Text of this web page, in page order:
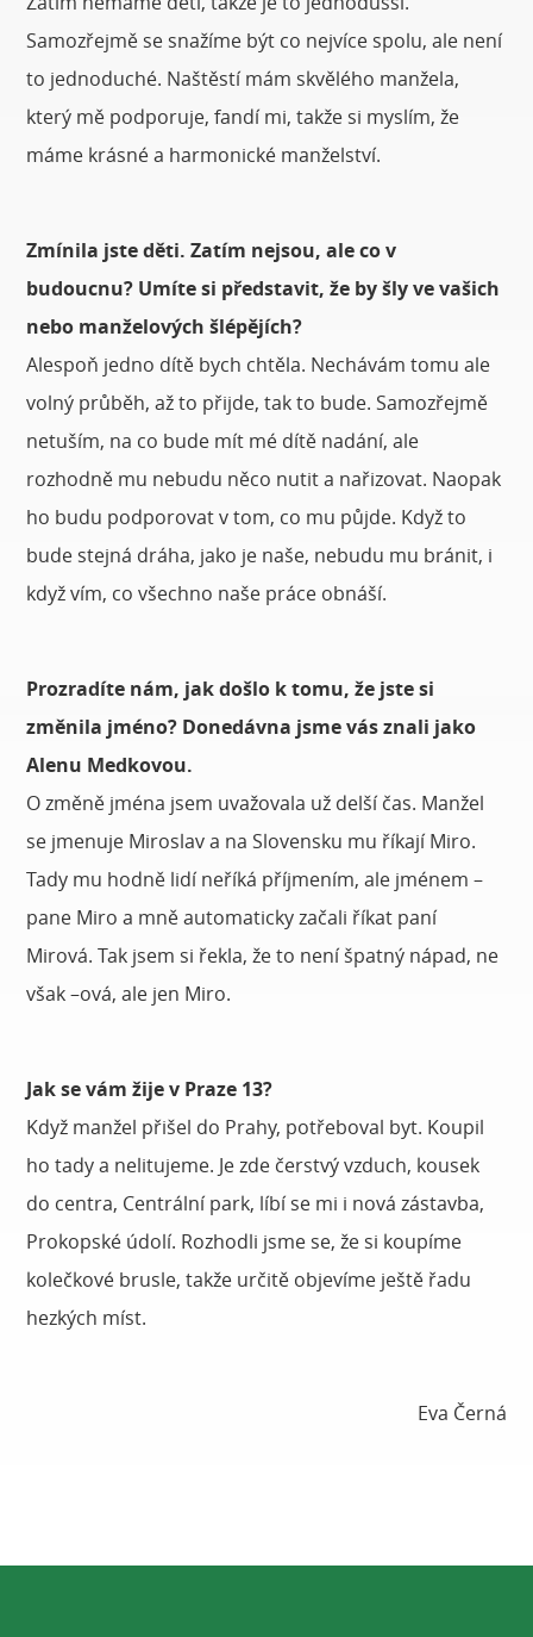
Samozřejmě se snažíme být co nejvíce spolu, ale není
to jednoduché. Naštěstí mám skvělého manžela,
který mě podporuje, fandí mi, takže si myslím, že
máme krásné a harmonické manželství.
Zmínila jste děti. Zatím nejsou, ale co v
budoucnu? Umíte si představit, že by šly ve vašich
nebo manželových šlépějích?
Alespoň jedno dítě bych chtěla. Nechávám tomu ale
volný průběh, až to přijde, tak to bude. Samozřejmě
netuším, na co bude mít mé dítě nadání, ale
rozhodně mu nebudu něco nutit a nařizovat. Naopak
ho budu podporovat v tom, co mu půjde. Když to
bude stejná dráha, jako je naše, nebudu mu bránit, i
když vím, co všechno naše práce obnáší.
Prozradíte nám, jak došlo k tomu, že jste si
změnila jméno? Donedávna jsme vás znali jako
Alenu Medkovou.
O změně jména jsem uvažovala už delší čas. Manžel
se jmenuje Miroslav a na Slovensku mu říkají Miro.
Tady mu hodně lidí neříká příjmením, ale jménem –
pane Miro a mně automaticky začali říkat paní
Mirová. Tak jsem si řekla, že to není špatný nápad, ne
však –ová, ale jen Miro.
Jak se vám žije v Praze 13?
Když manžel přišel do Prahy, potřeboval byt. Koupil
ho tady a nelitujeme. Je zde čerstvý vzduch, kousek
do centra, Centrální park, líbí se mi i nová zástavba,
Prokopské údolí. Rozhodli jsme se, že si koupíme
kolečkové brusle, takže určitě objevíme ještě řadu
hezkých míst.
Eva Černá